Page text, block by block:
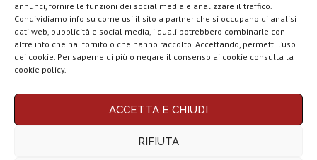
annunci, fornire le funzioni dei social media e analizzare il traffico.
Condividiamo info su come usi il sito a partner che si occupano di analisi
dati web, pubblicità e social media, i quali potrebbero combinarle con
altre info che hai fornito o che hanno raccolto. Accettando, permetti l’uso
dei cookie. Per saperne di più o negare il consenso ai cookie consulta la
cookie policy.
ACCETTA E CHIUDI
RIFIUTA
Chi siamo Contatti Disclaimer Privacy policy
Questo blog non rappresenta una testata giornalistica in quanto viene aggiornato
LEGGI ANCHE
ClawdBot
(OpenClaw):